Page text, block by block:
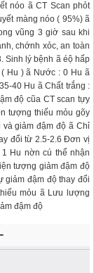
nóo ã CT Scan phỏt
màng nóo ( 95%) ã
vũng 3 giờ sau khi
chớnh xỏc, an toàn
Sinh lý bệnh ã éộ hấp
Hu ) ã Nước : 0 Hu ã
40 Hu ã Chất trắng :
độ cũa CT scan tựy
tượng thiếu mỏu gõy
giảm đậm độ ã Chỉ
đổi từ 2.5-2.6 Đơn vị
Hu nờn cú thể nhận
tượng giảm đậm độ
giảm đậm độ thay đổi
mỏu ã Lưu lượng
đậm độ